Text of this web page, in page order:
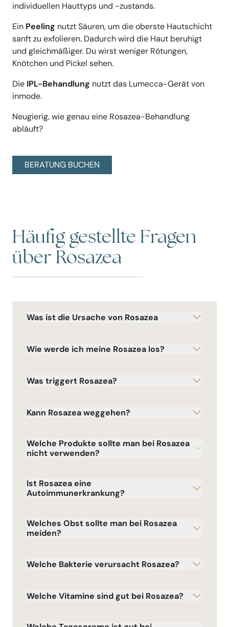
individuellen Hauttyps und -zustands.
Ein Peeling nutzt Säuren, um die oberste Hautschicht
sanft zu exfolieren. Dadurch wird die Haut beruhigt
und gleichmäßiger. Du wirst weniger Rötungen,
Knötchen und Pickel sehen.
Die IPL-Behandlung nutzt das Lumecca-Gerät von
inmode.
Neugierig, wie genau eine Rosazea-Behandlung
abläuft?
BERATUNG BUCHEN
Häufig gestellte Fragen
über Rosazea
Was ist die Ursache von Rosazea
Wie werde ich meine Rosazea los?
Was triggert Rosazea?
Kann Rosazea weggehen?
Welche Produkte sollte man bei Rosazea
nicht verwenden?
Ist Rosazea eine
Autoimmunerkrankung?
Welches Obst sollte man bei Rosazea
meiden?
Welche Bakterie verursacht Rosazea?
Welche Vitamine sind gut bei Rosazea?